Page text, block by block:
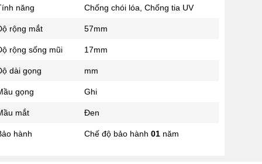
02433545555
Số 28 Chùa Thông - Sơn Tây -
Vinhomes Ocean Park 1, Dương
năng Chống chói lóa, Chống tia UV
rộng mắt 57mm
rộng sống mũi 17mm
dài gọng mm
gọng Ghi
mắt Đen
hành Chế độ bảo hành 01năm